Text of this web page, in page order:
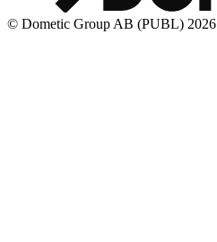
© Dometic Group AB (PUBL) 2026